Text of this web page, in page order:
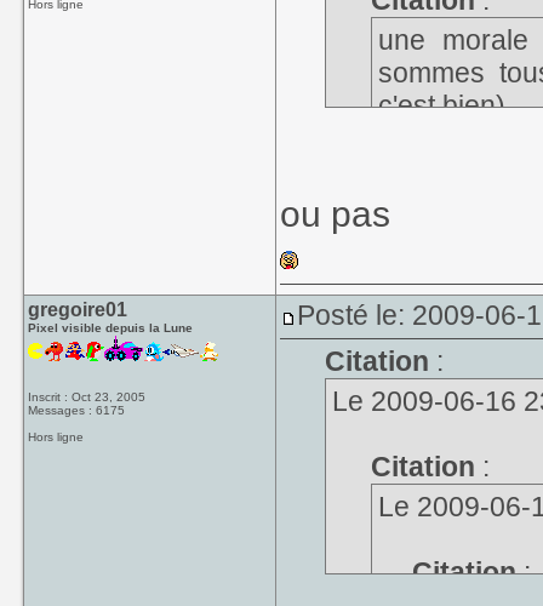
Hors ligne
une
sommes
c'est bien)
Je met 2 HS
1° HS :
Ne pas
Luc Besson
ou pas
gregoire01
Pixel visible depuis la Lune
Inscrit : Oct 23, 2005
Messages : 6175
Hors ligne
Posté le: 2009-06-
Citation :
Le 2009-06-16
Citation :
Le 2009-06-
Citation: